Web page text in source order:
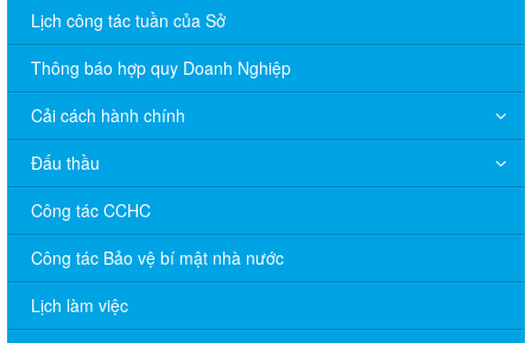
Lịch công tác tuần của Sở
Thông báo hợp quy Doanh Nghiệp
Cải cách hành chính
Đấu thầu
Công tác CCHC
Công tác Bảo vệ bí mật nhà nước
Lịch làm việc